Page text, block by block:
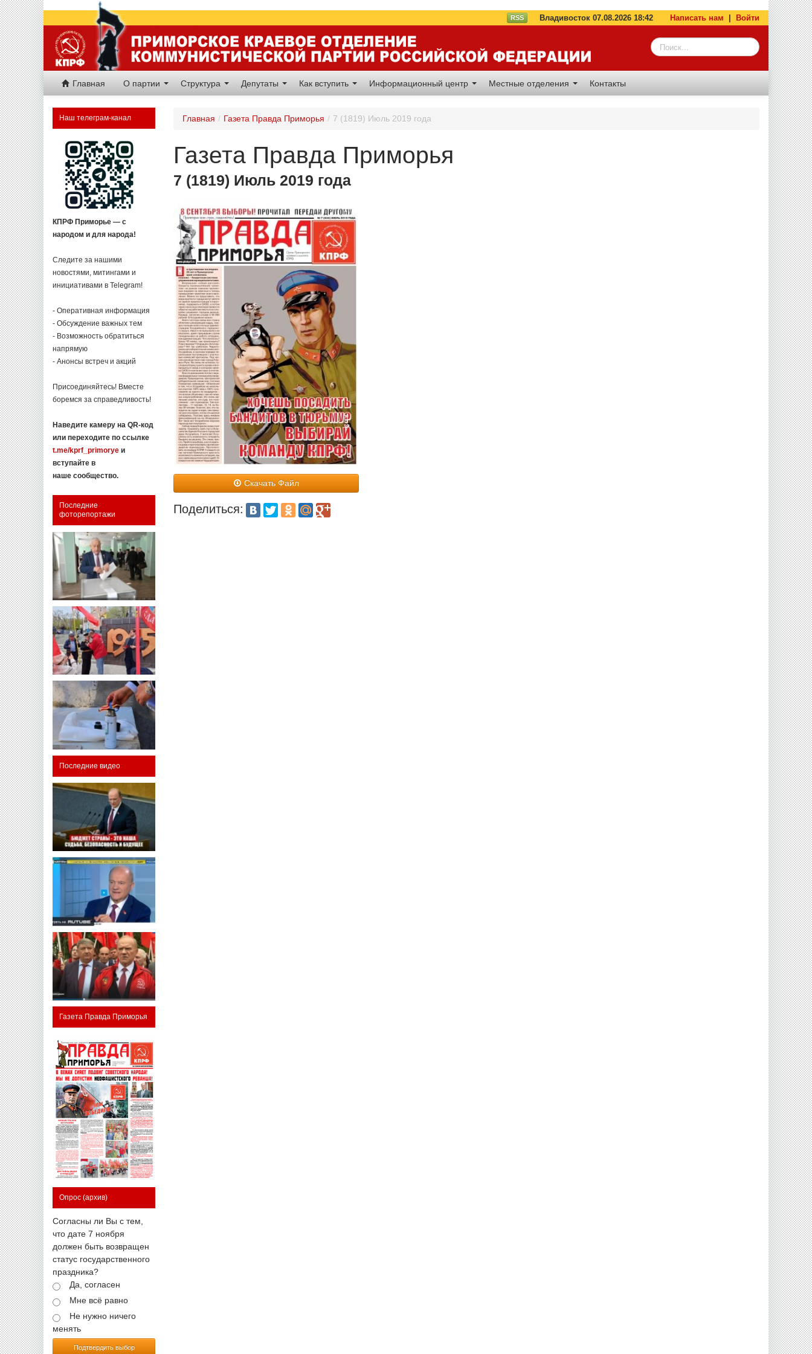
RSS Владивосток 07.08.2026 18:42 Написать нам Войти
Главная О партии Структура Депутаты Как вступить Информационный центр Местные отделения Контакты
Наш телеграм-канал
КПРФ Приморье — с
народом и для народа!
Следите за нашими
новостями, митингами и
инициативами в Telegram!
- Оперативная информация
- Обсуждение важных тем
- Возможность обратиться
напрямую
- Анонсы встреч и акций
Присоединяйтесь! Вместе
боремся за справедливость!
Наведите камеру на QR-код
или переходите по ссылке
t.me/kprf_primorye и
вступайте в
наше сообщество.
Последние
фоторепортажи
Последние видео
Газета Правда Приморья
Опрос (архив)
Согласны ли Вы с тем,
что дате 7 ноября
должен быть возвращен
статус государственного
праздника?
Да, согласен
Мне всё равно
Не нужно ничего
менять
Подтвердить выбор
Главная / Газета Правда Приморья / 7 (1819) Июль 2019 года
Газета Правда Приморья
7 (1819) Июль 2019 года
Скачать Файл
Поделиться: